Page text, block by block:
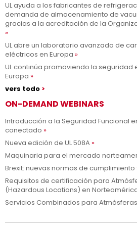
UL ayuda a los fabricantes de
demanda de almacenamiento de
gracias a la acreditación de la
UL abre un laboratorio avanzado de
eléctricos en Europa
UL continúa promoviendo la seguridad
Europa
vers todo
ON-DEMAND WEBINARS
Introducción a la Seguridad Funcional
conectado
Nueva edición de UL 508A
Maquinaria para el mercado
Brexit: nuevas normas de cumplimiento
Requisitos de certificación para
(Hazardous Locations) en
Servicios Combinados para